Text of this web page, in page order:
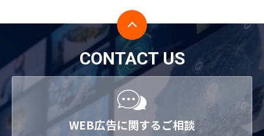
CONTACT US
WEB広告に関するご相談